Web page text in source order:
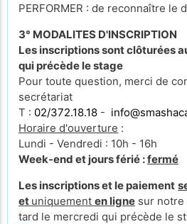
PERFORMER : de reconnaître le
3° MODALITES D'INSCRIPTION
Les inscriptions sont clôturées
qui précède le stage
Pour toute question, merci de
secrétariat
T : 02/372.18.18 -
Horaire d'ouverture :
Lundi - Vendredi : 10h - 16h
Week-end et jours férié :fermé
Les inscriptions et le paiement
et uniquement en ligne sur
tard le mercredi qui précède le